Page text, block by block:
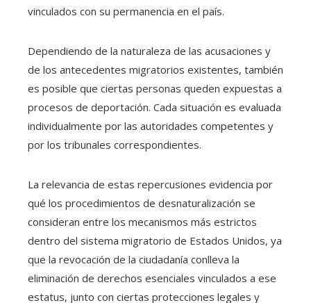
vinculados con su permanencia en el país.
Dependiendo de la naturaleza de las acusaciones y
de los antecedentes migratorios existentes, también
es posible que ciertas personas queden expuestas a
procesos de deportación. Cada situación es evaluada
individualmente por las autoridades competentes y
por los tribunales correspondientes.
La relevancia de estas repercusiones evidencia por
qué los procedimientos de desnaturalización se
consideran entre los mecanismos más estrictos
dentro del sistema migratorio de Estados Unidos, ya
que la revocación de la ciudadanía conlleva la
eliminación de derechos esenciales vinculados a ese
estatus, junto con ciertas protecciones legales y